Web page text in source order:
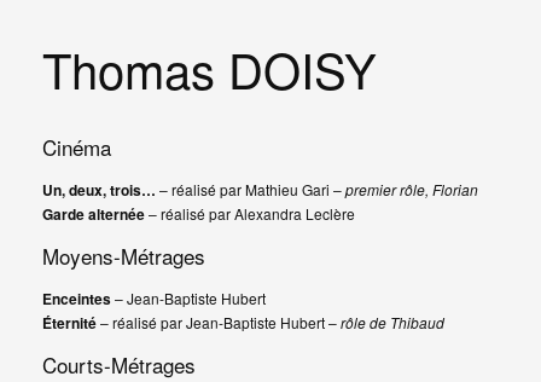
Thomas DOISY
Cinéma
Un, deux, trois… – réalisé par Mathieu Gari –premier rôle, Florian
Garde alternée– réalisé par Alexandra Leclère
Moyens-Métrages
Enceintes– Jean-Baptiste Hubert
Éternité– réalisé par Jean-Baptiste Hubert –rôle de Thibaud
Courts-Métrages